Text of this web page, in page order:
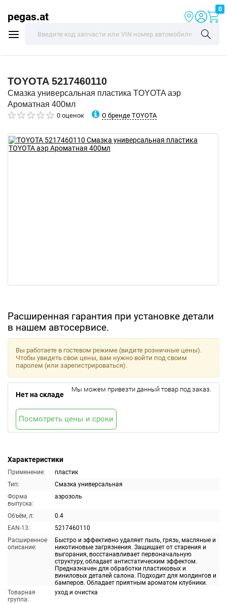
pegas.at
0
TOYOTA 5217460110
Смазка универсальная пластика TOYOTA аэр
Ароматная 400мл
0 оценок О бренде TOYOTA
Расширенная гарантия при установке детали
в нашем автосервисе.
Характеристики
Применение:
пластик
Тип:
Смазка универсальная
Форма
выпуска:
аэрозоль
Объём, л:
0.4
EAN-13:
5217460110
Расширенное
описание:
Быстро и эффективно удаляет пыль, грязь, масляные и
никотиновые загрязнения. Защищает от старения и
выгорания, восстанавливает первоначальную
структуру, обладает антистатическим эффектом.
Предназначен для обработки пластиковых и
виниловых деталей салона. Подходит для молдингов и
бамперов. Обладает приятным ароматом клубники.
Товарная
группа:
уход и очистка
Вы работаете в гостевом режиме (видите розничные цены).
Чтобы увидеть свои цены, вам нужно войти под своим
паролем (или зарегистрироваться).
Нет на складе
Мы можем привезти данный товар под заказ.
Посмотреть цены и сроки